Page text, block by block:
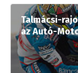
Talmácsi-
az Autó-